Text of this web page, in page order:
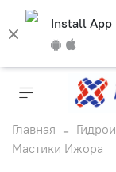
Install App
Главная
Мастики Ижора